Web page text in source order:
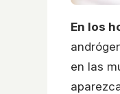
En los
en las